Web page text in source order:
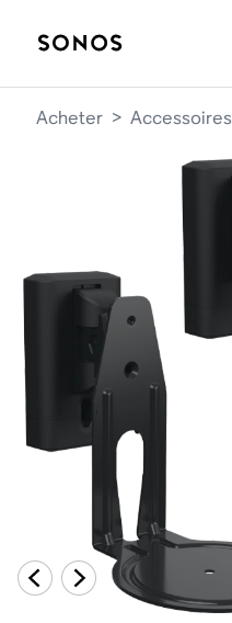
Acheter > Accessoires